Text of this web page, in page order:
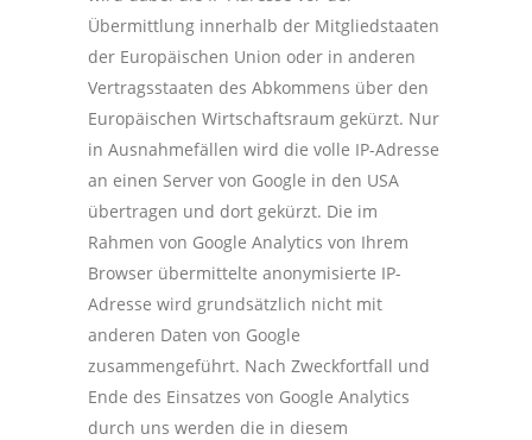
Übermittlung innerhalb der Mitgliedstaaten
der Europäischen Union oder in anderen
Vertragsstaaten des Abkommens über den
Europäischen Wirtschaftsraum gekürzt. Nur
in Ausnahmefällen wird die volle IP-Adresse
an einen Server von Google in den USA
übertragen und dort gekürzt. Die im
Rahmen von Google Analytics von Ihrem
Browser übermittelte anonymisierte IP-
Adresse wird grundsätzlich nicht mit
anderen Daten von Google
zusammengeführt. Nach Zweckfortfall und
Ende des Einsatzes von Google Analytics
durch uns werden die in diesem